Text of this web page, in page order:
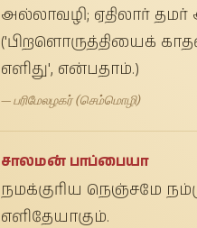
அல்லாவழி; ஏதிலார்
('பிறளொருத்தியைக்
எளிது', என்பதாம்.)
— பரிமேலழகர் (செம்மொழி)
சாலமன் பாப்பையா
நமக்குரிய நெஞ்சமே
எளிதேயாகும்.